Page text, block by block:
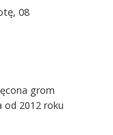
08
grom
od 2012 roku